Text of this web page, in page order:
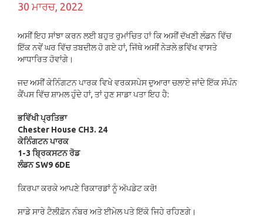
30 ਮਾਰਚ, 2022
ਅਸੀਂ ਇਹ ਸਾਂਝਾ ਕਰਨ ਲਈ ਬਹੁਤ ਰੁਮਾਂਚਿਤ ਹਾਂ ਕਿ ਅਸੀਂ ਦੱਖਣੀ ਲੰਡਨ ਵਿੱਚ
ਇੱਕ ਨਵੇਂ ਘਰ ਵਿੱਚ ਤਬਦੀਲ ਹੋ ਗਏ ਹਾਂ, ਜਿੱਥੇ ਅਸੀਂ ਨੇੜਲੇ ਭਵਿੱਖ ਵਾਸਤੇ
ਆਧਾਰਿਤ ਹੋਵਾਂਗੇ।
ਜਦ ਅਸੀਂ ਕੇਨਿੰਗਟਨ ਪਾਰਕ ਵਿਖੇ ਵਰਕਸਪੇਸ ਦੁਆਰਾ ਚਲਾਏ ਜਾਂਦੇ ਇੱਕ ਸੰਪੰਨ
ਕੈਂਪਸ ਵਿੱਚ ਸ਼ਾਮਲ ਹੁੰਦੇ ਹਾਂ, ਤਾਂ ਹੁਣ ਸਾਡਾ ਪਤਾ ਇਹ ਹੈ:
ਭਵਿੱਖੀ ਪ੍ਰਤਿਭਾ
Chester House CH3. 24
ਕੇਨਿੰਗਟਨ ਪਾਰਕ
1-3 ਬ੍ਰਿਕਸਟਨ ਰੋਡ
ਲੰਡਨ SW9 6DE
ਕਿਰਪਾ ਕਰਕੇ ਆਪਣੇ ਰਿਕਾਰਡਾਂ ਨੂੰ ਅੱਪਡੇਟ ਕਰੋ!
ਸਾਡੇ ਸਾਰੇ ਟੈਲੀਫ਼ੋਨ ਨੰਬਰ ਅਤੇ ਈਮੇਲ ਪਤੇ ਇੱਕੋ ਜਿਹੇ ਰਹਿਣਗੇ।